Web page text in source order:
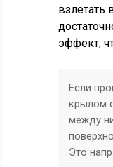
взлетать
эффект,
Если
крылом
между
Это